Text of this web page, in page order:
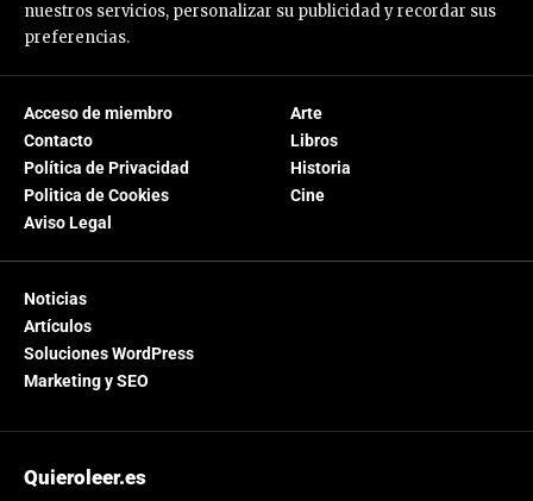
nuestros servicios, personalizar su publicidad y recordar sus
preferencias.
Acceso de miembro
Contacto
Política de Privacidad
Politica de Cookies
Aviso Legal
Arte
Libros
Historia
Cine
Noticias
Artículos
Soluciones WordPress
Marketing y SEO
Quieroleer.es